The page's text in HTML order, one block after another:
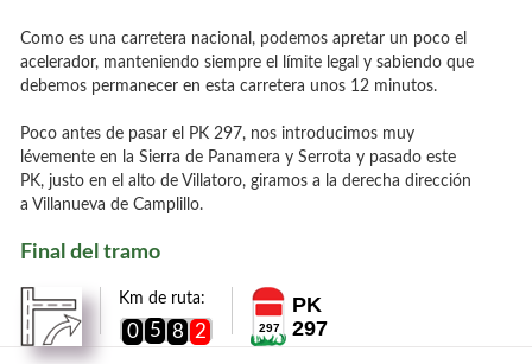
Como es una carretera nacional, podemos apretar un poco el
acelerador, manteniendo siempre el límite legal y sabiendo que
debemos permanecer en esta carretera unos 12 minutos.
Poco antes de pasar el PK 297, nos introducimos muy
lévemente en la Sierra de Panamera y Serrota y pasado este
PK, justo en el alto de Villatoro, giramos a la derecha dirección
a Villanueva de Camplillo.
Final del tramo
Km de ruta:
0 5 8 2 297
PK
297